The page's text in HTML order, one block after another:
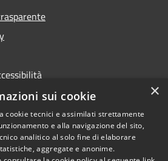
Copyright © 2026 • Comune di
Uras • Powered by
×
sui cookie
cookie tecnici e assimilati strettamente
e alla navigazione del sito,
analitico al solo fine di elaborare
aggregate e anonime.